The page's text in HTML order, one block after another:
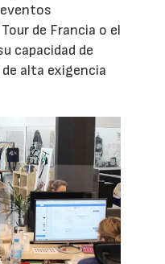
de Francia o el
capacidad de
alta exigencia